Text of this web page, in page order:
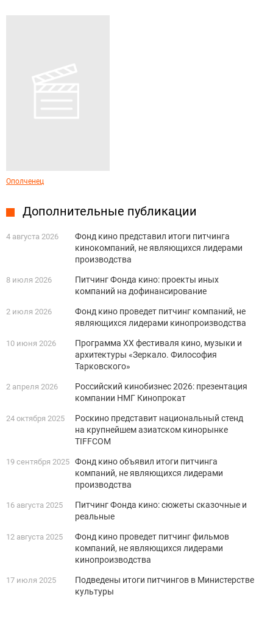
Ополченец
Дополнительные публикации
4 августа 2026
Фонд кино представил итоги питчинга
кинокомпаний, не являющихся лидерами
производства
8 июля 2026
Питчинг Фонда кино: проекты иных
компаний на дофинансирование
2 июля 2026
Фонд кино проведет питчинг компаний, не
являющихся лидерами кинопроизводства
10 июня 2026
Программа XX фестиваля кино, музыки и
архитектуры «Зеркало. Философия
Тарковского»
2 апреля 2026
Российский кинобизнес 2026: презентация
компании НМГ Кинопрокат
24 октября 2025
Роскино представит национальный стенд
на крупнейшем азиатском кинорынке
TIFFCOM
19 сентября 2025 Фонд кино объявил итоги питчинга
компаний, не являющихся лидерами
производства
16 августа 2025
Питчинг Фонда кино: сюжеты сказочные и
реальные
12 августа 2025
Фонд кино проведет питчинг фильмов
компаний, не являющихся лидерами
кинопроизводства
17 июля 2025
Подведены итоги питчингов в Министерстве
культуры